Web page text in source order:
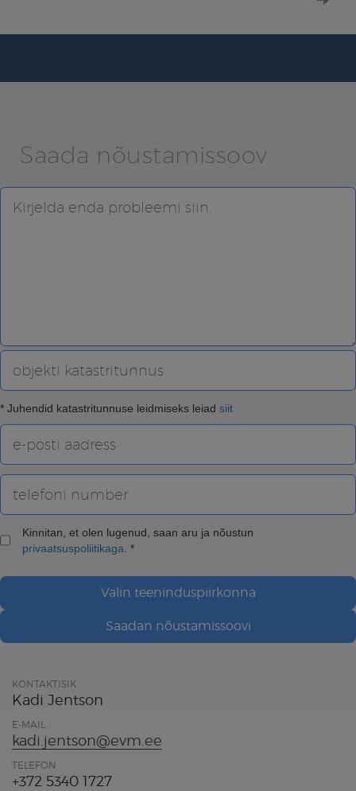
Saada nõustamissoov
* Juhendid katastritunnuse leidmiseks leiad siit
Kinnitan, et olen lugenud, saan aru ja nõustun
privaatsuspoliitikaga . *
Valin teeninduspiirkonna
Saadan nõustamissoovi
KONTAKTISIK
Kadi Jentson
E-MAIL
kadi.jentson@evm.ee
TELEFON
+372 5340 1727